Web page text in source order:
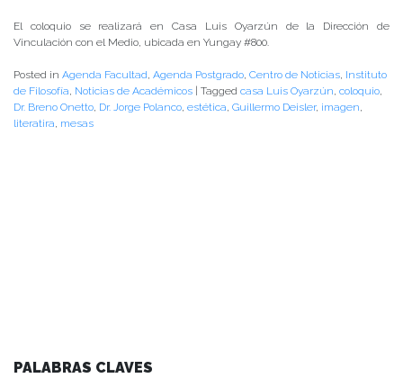
El coloquio se realizará en Casa Luis Oyarzún de la Dirección de
Vinculación con el Medio, ubicada en Yungay #800.
Posted in Agenda Facultad, Agenda Postgrado, Centro de Noticias, Instituto
de Filosofía, Noticias de Académicos Tagged casa Luis Oyarzún, coloquio,
Dr. Breno Onetto, Dr. Jorge Polanco, estética, Guillermo Deisler, imagen,
literatira, mesas
PALABRAS CLAVES